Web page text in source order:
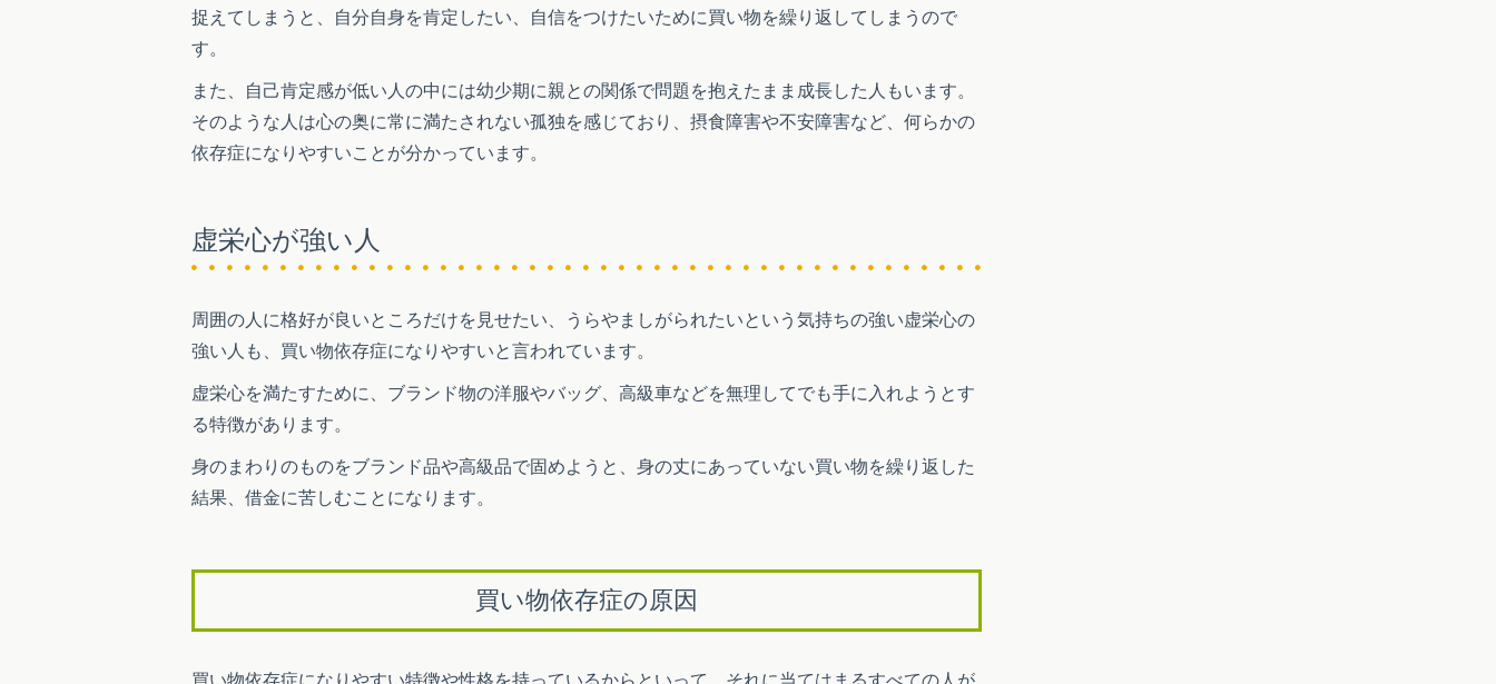
捉えてしまうと、自分自身を肯定したい、自信をつけたいために買い物を繰り返してしまうので
す。
また、自己肯定感が低い人の中には幼少期に親との関係で問題を抱えたまま成長した人もいます。
そのような人は心の奥に常に満たされない孤独を感じており、摂食障害や不安障害など、何らかの
依存症になりやすいことが分かっています。
虚栄心が強い人
周囲の人に格好が良いところだけを見せたい、うらやましがられたいという気持ちの強い虚栄心の
強い人も、買い物依存症になりやすいと言われています。
虚栄心を満たすために、ブランド物の洋服やバッグ、高級車などを無理してでも手に入れようとす
る特徴があります。
身のまわりのものをブランド品や高級品で固めようと、身の丈にあっていない買い物を繰り返した
結果、借金に苦しむことになります。
買い物依存症の原因